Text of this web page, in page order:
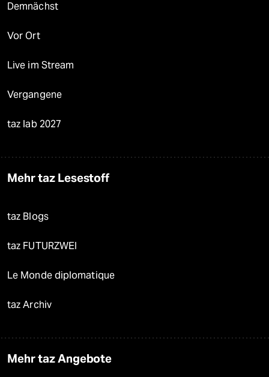
Demnächst
Vor Ort
Live im Stream
Vergangene
taz lab 2027
Mehr taz Lesestoff
taz Blogs
taz FUTURZWEI
Le Monde diplomatique
taz Archiv
Mehr taz Angebote